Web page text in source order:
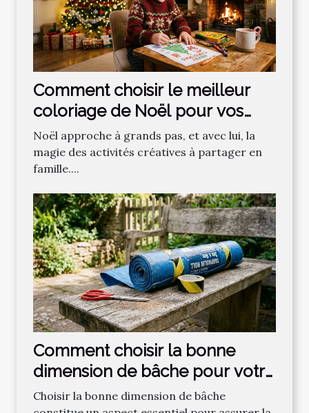
Comment choisir le meilleur
coloriage de Noël pour vos
enfants ?
Noël approche à grands pas, et avec lui, la
magie des activités créatives à partager en
famille....
Comment choisir la bonne
dimension de bâche pour votre
projet ?
Choisir la bonne dimension de bâche